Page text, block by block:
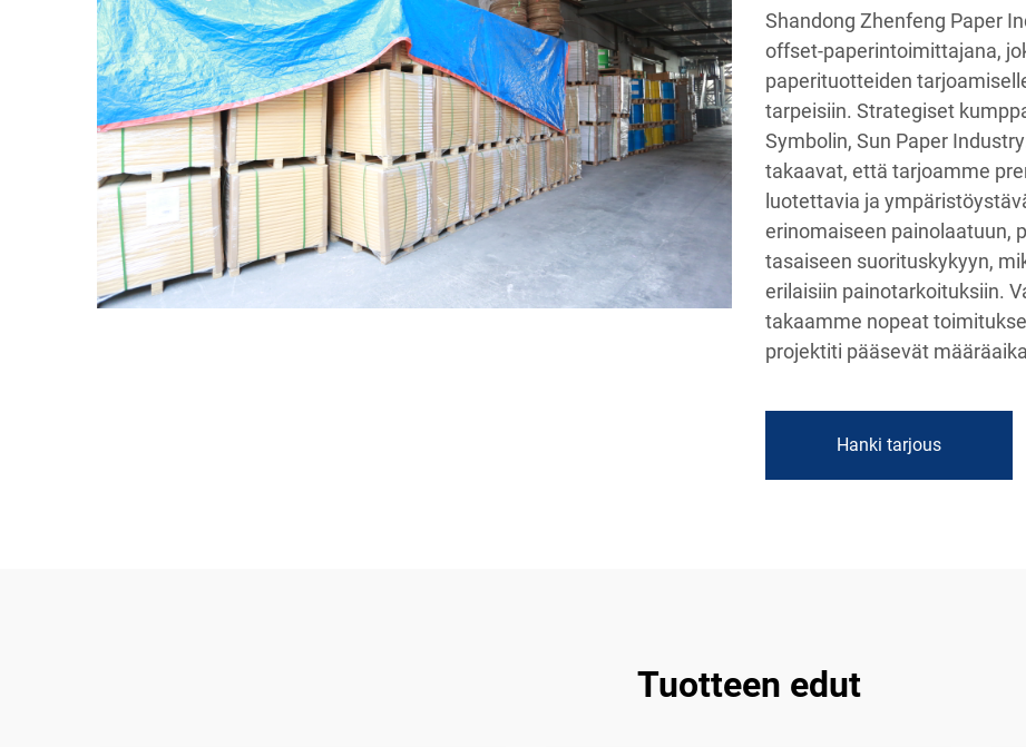
Shandong Zhenfeng Paper
offset-paperintoimittajana,
paperituotteiden
tarpeisiin. Strategiset
Symbolin, Sun Paper
takaavat, että tarjoamme
luotettavia ja
erinomaiseen painolaatuun,
tasaiseen suorituskykyyn,
erilaisiin painotarkoituksiin.
takaamme nopeat
projektiti pääsevät
Hanki tarjous
Tuotteen edut